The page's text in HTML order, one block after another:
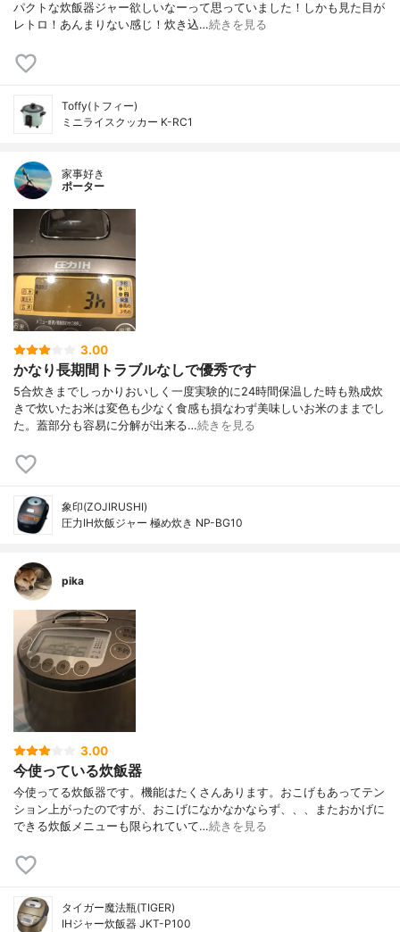
パクトな炊飯器ジャー欲しいなーって思っていました！しかも見た目が
レトロ！あんまりない感じ！炊き込…続きを見る
Toffy(トフィー)
ミニライスクッカー K-RC1
家事好き
ポーター
3.00
かなり長期間トラブルなしで優秀です
5合炊きまでしっかりおいしく一度実験的に24時間保温した時も熟成炊
きで炊いたお米は変色も少なく食感も損なわず美味しいお米のままでし
た。蓋部分も容易に分解が出来る…続きを見る
象印(ZOJIRUSHI)
圧力IH炊飯ジャー 極め炊き NP-BG10
pika
3.00
今使っている炊飯器
今使ってる炊飯器です。機能はたくさんあります。おこげもあってテン
ション上がったのですが、おこげになかなかならず、、、またおかげに
できる炊飯メニューも限られていて…続きを見る
タイガー魔法瓶(TIGER)
IHジャー炊飯器 JKT-P100